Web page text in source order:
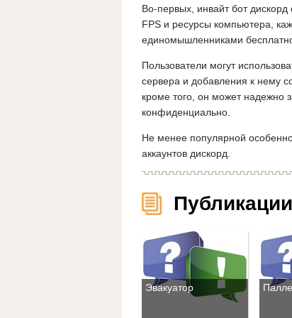
Во-первых, инвайт бот
FPS и ресурсы компьютера,
единомышленниками
Пользователи могут
сервера и добавления к нему
кроме того, он может надежно
конфиденциально.
Не менее популярной
аккаунтов дискорд.
Эвакуатор